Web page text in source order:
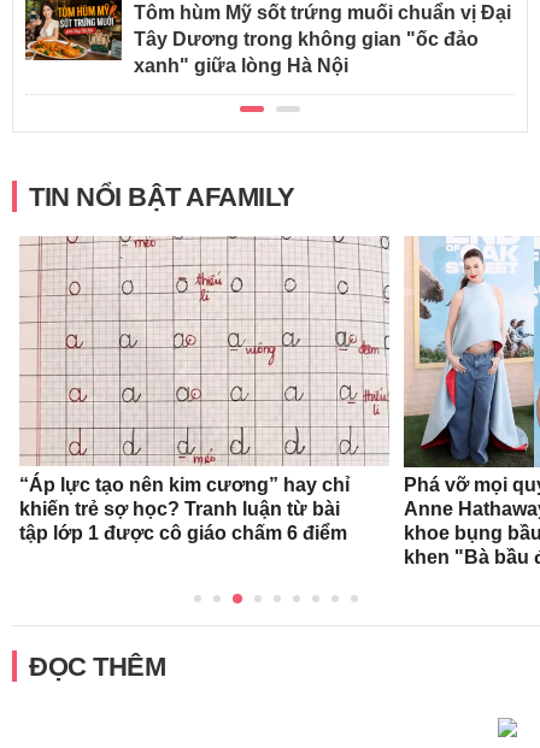
Tôm hùm Mỹ sốt trứng muối chuẩn vị Đại
Tây Dương trong không gian "ốc đảo
xanh" giữa lòng Hà Nội
TIN NỔI BẬT AFAMILY
“Áp lực tạo nên kim cương” hay chỉ
khiến trẻ sợ học? Tranh luận từ bài
tập lớp 1 được cô giáo chấm 6 điểm
Phá vỡ mọi
Anne
khoe bụng
khen "Bà bầu
ĐỌC THÊM